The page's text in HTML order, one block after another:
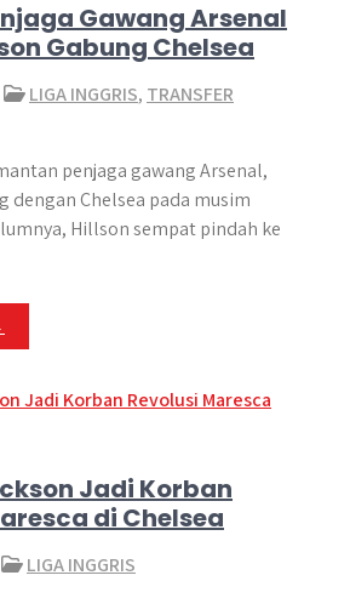
Gawang Arsenal
Gabung Chelsea
LIGA INGGRIS, TRANSFER
penjaga gawang Arsenal,
dengan Chelsea pada musim
Hillson sempat pindah ke
Jadi Korban
di Chelsea
LIGA INGGRIS